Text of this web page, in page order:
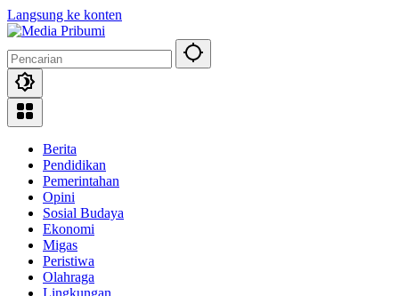
Langsung ke konten
Berita
Pendidikan
Pemerintahan
Opini
Sosial Budaya
Ekonomi
Migas
Peristiwa
Olahraga
Lingkungan